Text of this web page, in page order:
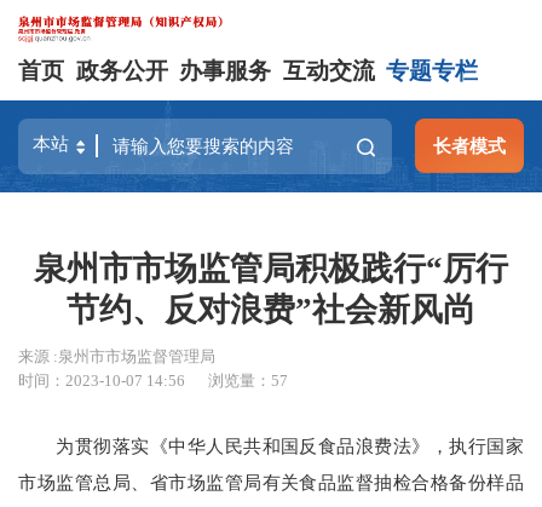
首页 政务公开 办事服务 互动交流 专题专栏
长者模式
泉州市市场监管局积极践行“厉行
节约、反对浪费”社会新风尚
来源 :泉州市市场监督管理局
时间：2023-10-07 14:56
浏览量：57
为贯彻落实《中华人民共和国反食品浪费法》，执行国家
市场监管总局、省市场监管局有关食品监督抽检合格备份样品